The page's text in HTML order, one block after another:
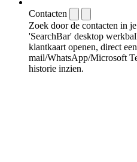
Contacten
Zoek door de contacten in
'SearchBar' desktop
klantkaart openen, direct
mail/WhatsApp/Microsoft
historie inzien.